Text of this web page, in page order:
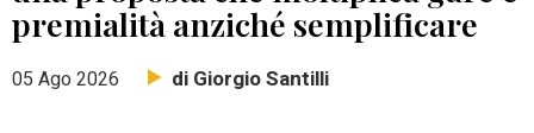
premialità anziché semplificare
05 Ago 2026 di Giorgio Santilli